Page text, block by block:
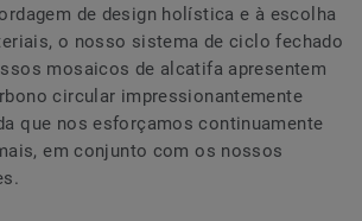
de design holística e à escolha
o nosso sistema de ciclo fechado
mosaicos de alcatifa apresentem
circular impressionantemente
que nos esforçamos continuamente
em conjunto com os nossos